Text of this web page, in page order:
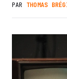
PAR THOMAS